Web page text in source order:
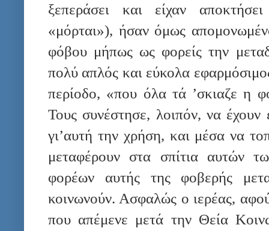
ξεπεράσει και είχαν
«μόρται»), ήσαν όμως
φόβου μήπως ως φορείς την
πολύ απλός και εύκολα
περίοδο, «που όλα τά ’σκιαζε η
Τους συνέστησε, λοιπόν, να έχουν
γι’αυτή την χρήση, και μέσα να
μεταφέρουν στα σπίτια αυτών
φορέων αυτής της φοβερής
κοινωνούν. Ασφαλώς ο ιερέας,
που απέμενε μετά την Θεία